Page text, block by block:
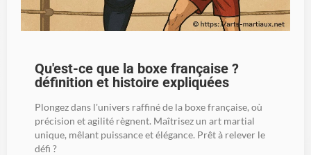
Qu'est-ce que la boxe française ?
définition et histoire expliquées
Plongez dans l'univers raffiné de la boxe française, où
précision et agilité règnent. Maîtrisez un art martial
unique, mêlant puissance et élégance. Prêt à relever le
défi ?